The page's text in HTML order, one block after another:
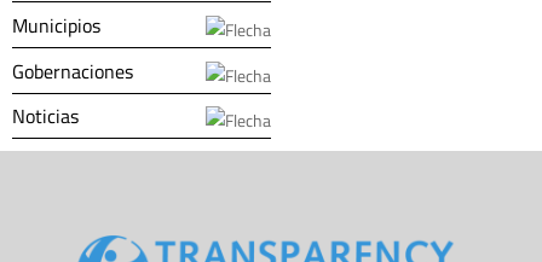
Municipios
Gobernaciones
Noticias